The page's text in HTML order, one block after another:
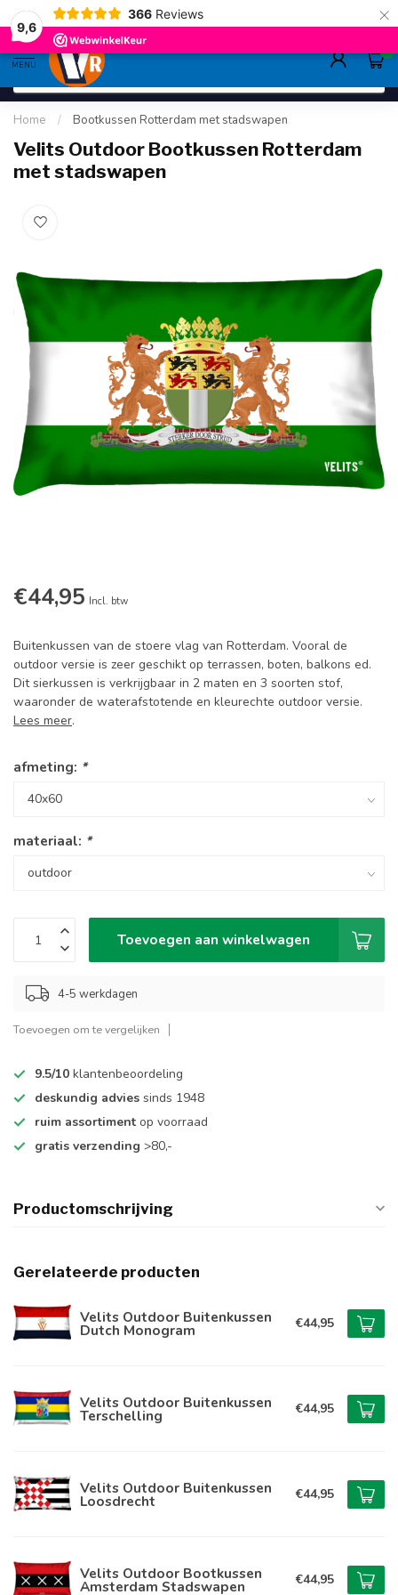
9,6
366 Reviews ×
gratis verzending>80,-
MENU
0
Home / Bootkussen Rotterdam met stadswapen
Velits Outdoor Bootkussen Rotterdam
met stadswapen
€44,95 Incl. btw
Buitenkussen van de stoere vlag van Rotterdam. Vooral de
outdoor versie is zeer geschikt op terrassen, boten, balkons ed.
Dit sierkussen is verkrijgbaar in 2 maten en 3 soorten stof,
waaronder de waterafstotende en kleurechte outdoor versie.
Lees meer.
afmeting: *
materiaal: *
Toevoegen aan winkelwagen
4-5 werkdagen
Toevoegen om te vergelijken
9.5/10 klantenbeoordeling
deskundig advies sinds 1948
ruim assortiment op voorraad
gratis verzending >80,-
Productomschrijving
Gerelateerde producten
Velits Outdoor Buitenkussen
Dutch Monogram €44,95
Velits Outdoor Buitenkussen
Terschelling €44,95
Velits Outdoor Buitenkussen
Loosdrecht €44,95
Velits Outdoor Bootkussen
Amsterdam Stadswapen €44,95